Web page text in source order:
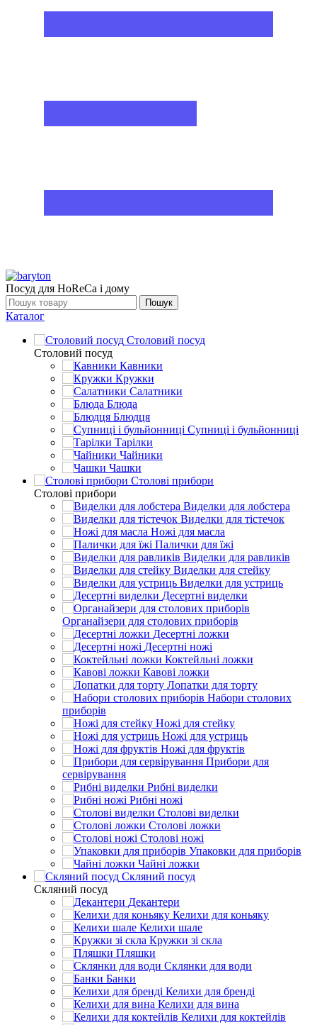
Посуд для HoReCa і дому
Пошук
Каталог
Столовий посуд
Столовий посуд
Кавники
Кружки
Салатники
Блюда
Блюдця
Супниці і бульйонниці
Тарілки
Чайники
Чашки
Столові прибори
Столові прибори
Виделки для лобстера
Виделки для тістечок
Ножі для масла
Палички для їжі
Виделки для равликів
Виделки для стейку
Виделки для устриць
Десертні виделки
Органайзери для столових приборів
Десертні ложки
Десертні ножі
Коктейльні ложки
Кавові ложки
Лопатки для торту
Набори столових
приборів
Ножі для стейку
Ножі для устриць
Ножі для фруктів
Прибори для
сервірування
Рибні виделки
Рибні ножі
Столові виделки
Столові ложки
Столові ножі
Упаковки для приборів
Чайні ложки
Скляний посуд
Скляний посуд
Декантери
Келихи для коньяку
Келихи шале
Кружки зі скла
Пляшки
Склянки для води
Банки
Келихи для бренді
Келихи для вина
Келихи для коктейлів